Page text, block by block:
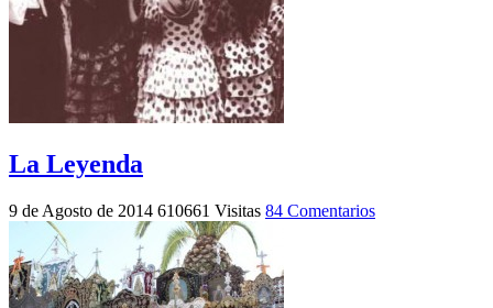
La Leyenda
9 de Agosto de 2014 610661 Visitas 84 Comentarios